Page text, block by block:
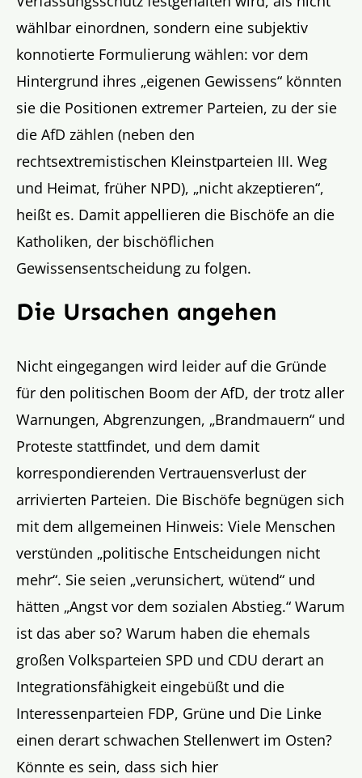
wählbar einordnen, sondern eine subjektiv
konnotierte Formulierung wählen: vor dem
Hintergrund ihres „eigenen Gewissens“ könnten
sie die Positionen extremer Parteien, zu der sie
die AfD zählen (neben den
rechtsextremistischen Kleinstparteien III. Weg
und Heimat, früher NPD), „nicht akzeptieren“,
heißt es. Damit appellieren die Bischöfe an die
Katholiken, der bischöflichen
Gewissensentscheidung zu folgen.
Die Ursachen angehen
Nicht eingegangen wird leider auf die Gründe
für den politischen Boom der AfD, der trotz aller
Warnungen, Abgrenzungen, „Brandmauern“ und
Proteste stattfindet, und dem damit
korrespondierenden Vertrauensverlust der
arrivierten Parteien. Die Bischöfe begnügen sich
mit dem allgemeinen Hinweis: Viele Menschen
verstünden „politische Entscheidungen nicht
mehr“. Sie seien „verunsichert, wütend“ und
hätten „Angst vor dem sozialen Abstieg.“ Warum
ist das aber so? Warum haben die ehemals
großen Volksparteien SPD und CDU derart an
Integrationsfähigkeit eingebüßt und die
Interessenparteien FDP, Grüne und Die Linke
einen derart schwachen Stellenwert im Osten?
Könnte es sein, dass sich hier